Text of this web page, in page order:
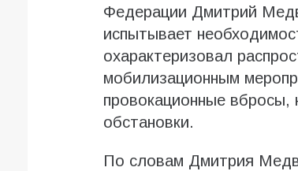
Федерации Дмитрий
испытывает
охарактеризовал
мобилизационным
провокационные вбросы,
обстановки.
По словам Дмитрия